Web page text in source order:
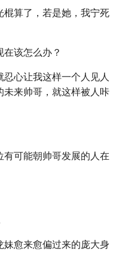
算了，若是她，我宁死
该怎么办？
心让我这样一个人见人
来帅哥，就这样被人咔
可能朝帅哥发展的人在
愈来愈偏过来的庞大身